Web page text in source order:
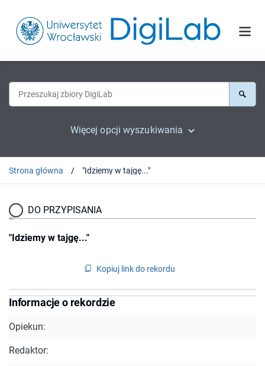
Więcej opcji wyszukiwania
Strona główna "Idziemy w tajgę..."
DO PRZYPISANIA
"Idziemy w tajgę..."
Kopiuj link do rekordu
Informacje o rekordzie
Opiekun:
Redaktor: